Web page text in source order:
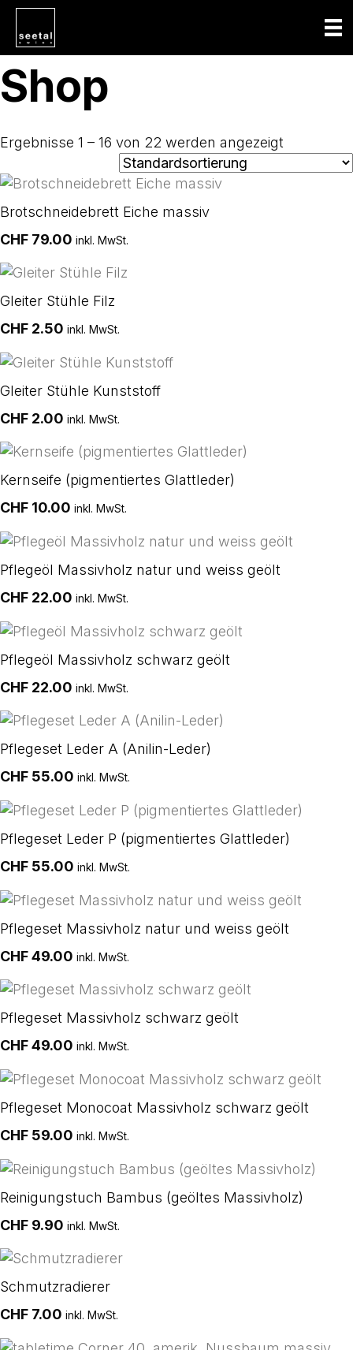
Shop
Ergebnisse 1 – 16 von 22 werden angezeigt
Brotschneidebrett Eiche massiv
CHF 79.00 inkl. MwSt.
Gleiter Stühle Filz
CHF 2.50 inkl. MwSt.
Gleiter Stühle Kunststoff
CHF 2.00 inkl. MwSt.
Kernseife (pigmentiertes Glattleder)
CHF 10.00 inkl. MwSt.
Pflegeöl Massivholz natur und weiss geölt
CHF 22.00 inkl. MwSt.
Pflegeöl Massivholz schwarz geölt
CHF 22.00 inkl. MwSt.
Pflegeset Leder A (Anilin-Leder)
CHF 55.00 inkl. MwSt.
Pflegeset Leder P (pigmentiertes Glattleder)
CHF 55.00 inkl. MwSt.
Pflegeset Massivholz natur und weiss geölt
CHF49.00 inkl. MwSt.
Pflegeset Massivholz schwarz geölt
CHF49.00 inkl. MwSt.
Pflegeset Monocoat Massivholz schwarz geölt
CHF 59.00 inkl. MwSt.
Reinigungstuch Bambus (geöltes Massivholz)
CHF 9.90 inkl. MwSt.
Schmutzradierer
CHF 7.00 inkl. MwSt.